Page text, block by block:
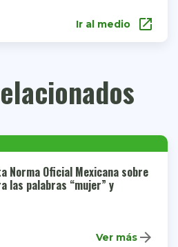
Ir al medio open_in_new
Norma Oficial Mexicana sobre
las palabras “mujer” y
Ver más arrow_forward